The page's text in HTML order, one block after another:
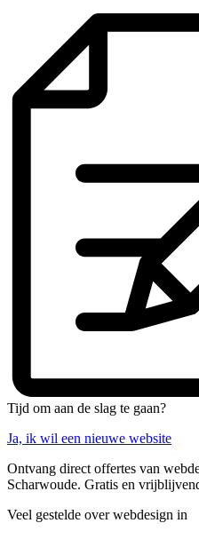
Tijd om aan de slag te gaan?
Ja, ik wil een nieuwe website
Ontvang direct offertes van
Scharwoude. Gratis en
Veel gestelde over webdesign in